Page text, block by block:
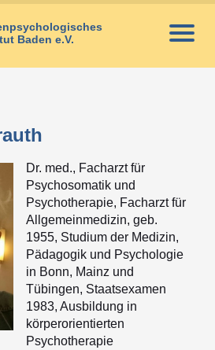
Baden e.V.
Dr. med., Facharzt für
Psychosomatik und
Psychotherapie, Facharzt für
Allgemeinmedizin, geb.
1955, Studium der Medizin,
Pädagogik und Psychologie
in Bonn, Mainz und
Tübingen, Staatsexamen
1983, Ausbildung in
körperorientierten
Psychotherapie